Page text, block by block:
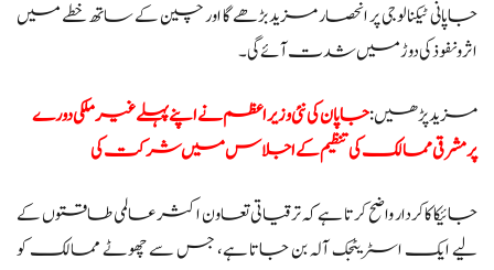
جاپانی ٹیکنالوجی پر انحصار مزید بڑھے گا اور چین کے ساتھ خطے میں
اثر و نفوذ کی دوڑ میں شدت آئے گی۔
مزید پڑھیں:جاپان کی نئی وزیراعظم نے اپنے پہلے غیرملکی دورے
پرمشرقی ممالک کی تنظیم کے اجلاس میں شرکت کی
جائیکا کا کردار واضح کرتا ہے کہ ترقیاتی تعاون اکثر عالمی طاقتوں کے
لیے ایک اسٹریٹجک آلہ بن جاتا ہے، جس سے چھوٹے ممالک کو